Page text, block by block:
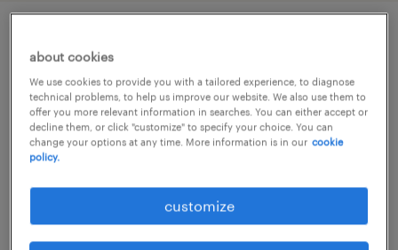
グ・梱包、検品
埼玉県入間郡三芳町, 埼玉県
temporary
¥1500.00 per hour
posted 13 february 2026
about cookies
We use cookies to provide you with a tailored experience, to diagnose
technical problems, to help us improve our website. We also use them to
offer you more relevant information in searches. You can either accept or
decline them, or click "customize" to specify your choice. You can
change your options at any time. More information is in our cookie
policy.
customize